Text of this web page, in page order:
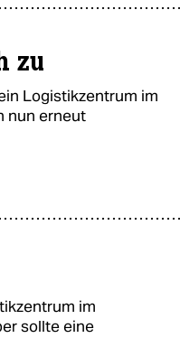
zu
Logistikzentrum im
nun erneut
im
sollte eine